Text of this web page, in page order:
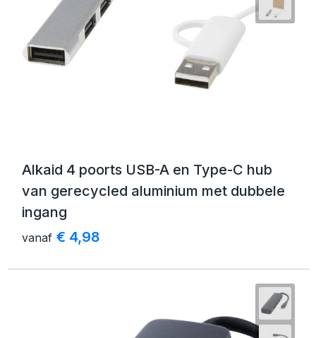
Alkaid 4 poorts USB-A en Type-C hub
van gerecycled aluminium met dubbele
ingang
vanaf € 4,98